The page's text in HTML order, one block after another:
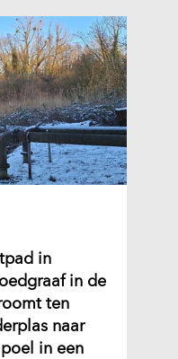
in
in de
ten
naar
in een